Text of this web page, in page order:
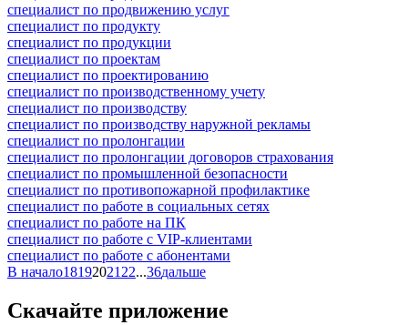
специалист по продвижению услуг
специалист по продукту
специалист по продукции
специалист по проектам
специалист по проектированию
специалист по производственному учету
специалист по производству
специалист по производству наружной рекламы
специалист по пролонгации
специалист по пролонгации договоров страхования
специалист по промышленной безопасности
специалист по противопожарной профилактике
специалист по работе в социальных сетях
специалист по работе на ПК
специалист по работе с VIP-клиентами
специалист по работе с абонентами
В начало18192021 22...36дальше
Скачайте приложение